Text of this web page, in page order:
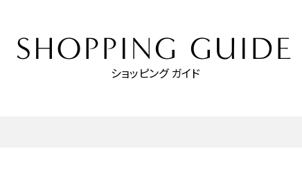
SHOPPING GUIDE
ショッピング ガイド